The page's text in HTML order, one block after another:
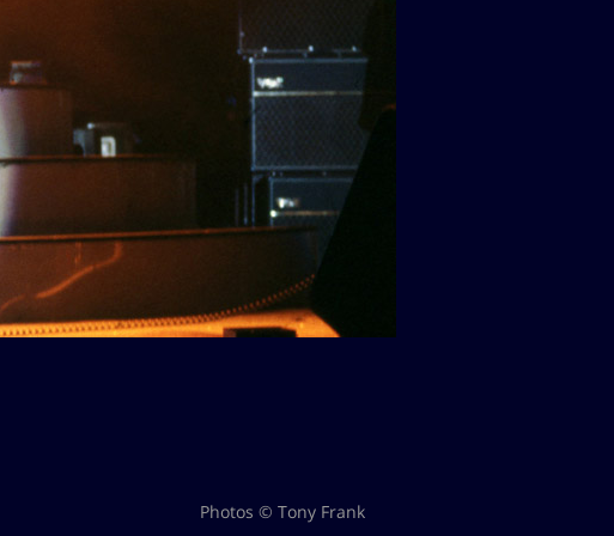
Photos © Tony Frank